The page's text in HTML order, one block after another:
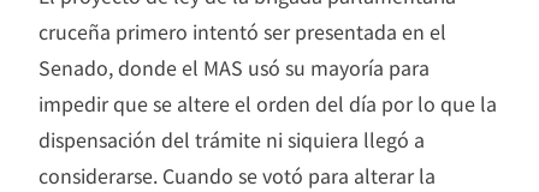
cruceña primero intentó ser presentada en el
Senado, donde el MAS usó su mayoría para
impedir que se altere el orden del día por lo que la
dispensación del trámite ni siquiera llegó a
considerarse. Cuando se votó para alterar la